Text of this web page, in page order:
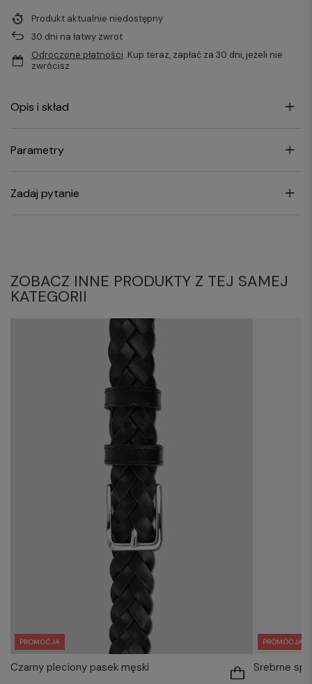
Produkt aktualnie niedostępny
30 dni na łatwy zwrot
Odroczone płatności. Kup teraz, zapłać za 30 dni, jeżeli nie
zwrócisz
Opis i skład
Parametry
Zadaj pytanie
ZOBACZ INNE PRODUKTY Z TEJ SAMEJ
KATEGORII
PROMOCJA
Czarny pleciony pasek męski
PROMOCJA
Srebrne